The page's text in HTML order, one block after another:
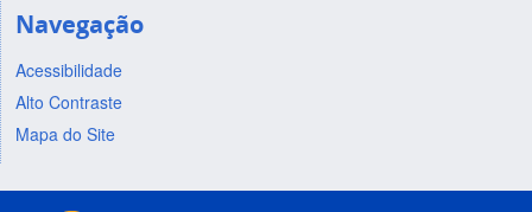
Navegação
Acessibilidade
Alto Contraste
Mapa do Site